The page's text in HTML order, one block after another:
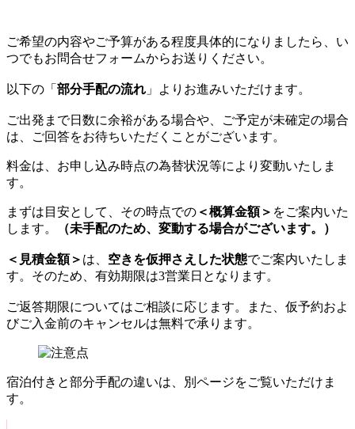
ご希望の内容やご予算がある程度具体的になりましたら、い
つでもお問合せフォームからお送りください。
以下の 「 部分手配の流れ 」 よりお進みいただけます。
ご出発まで日数に余裕がある場合や、ご予定が未確定の場合
は、ご回答をお待ちいただくことがございます。
料金は、お申し込み時点の為替状況等により変動いたしま
す。
まずは目安として、その時点での ＜概算金額＞ をご案内いた
します。
（未手配のため、変動する場合がございます。）
＜見積金額＞ は、 空きを仮押さえした状態でご案内いたしま
す。そのため、有効期限は3営業日となります。
ご返答期限についてはご相談に応じます。また、仮予約およ
びご入金前のキャンセルは無料で承ります。
宿泊付きと部分手配の違いは、別ページをご覧いただけま
す。